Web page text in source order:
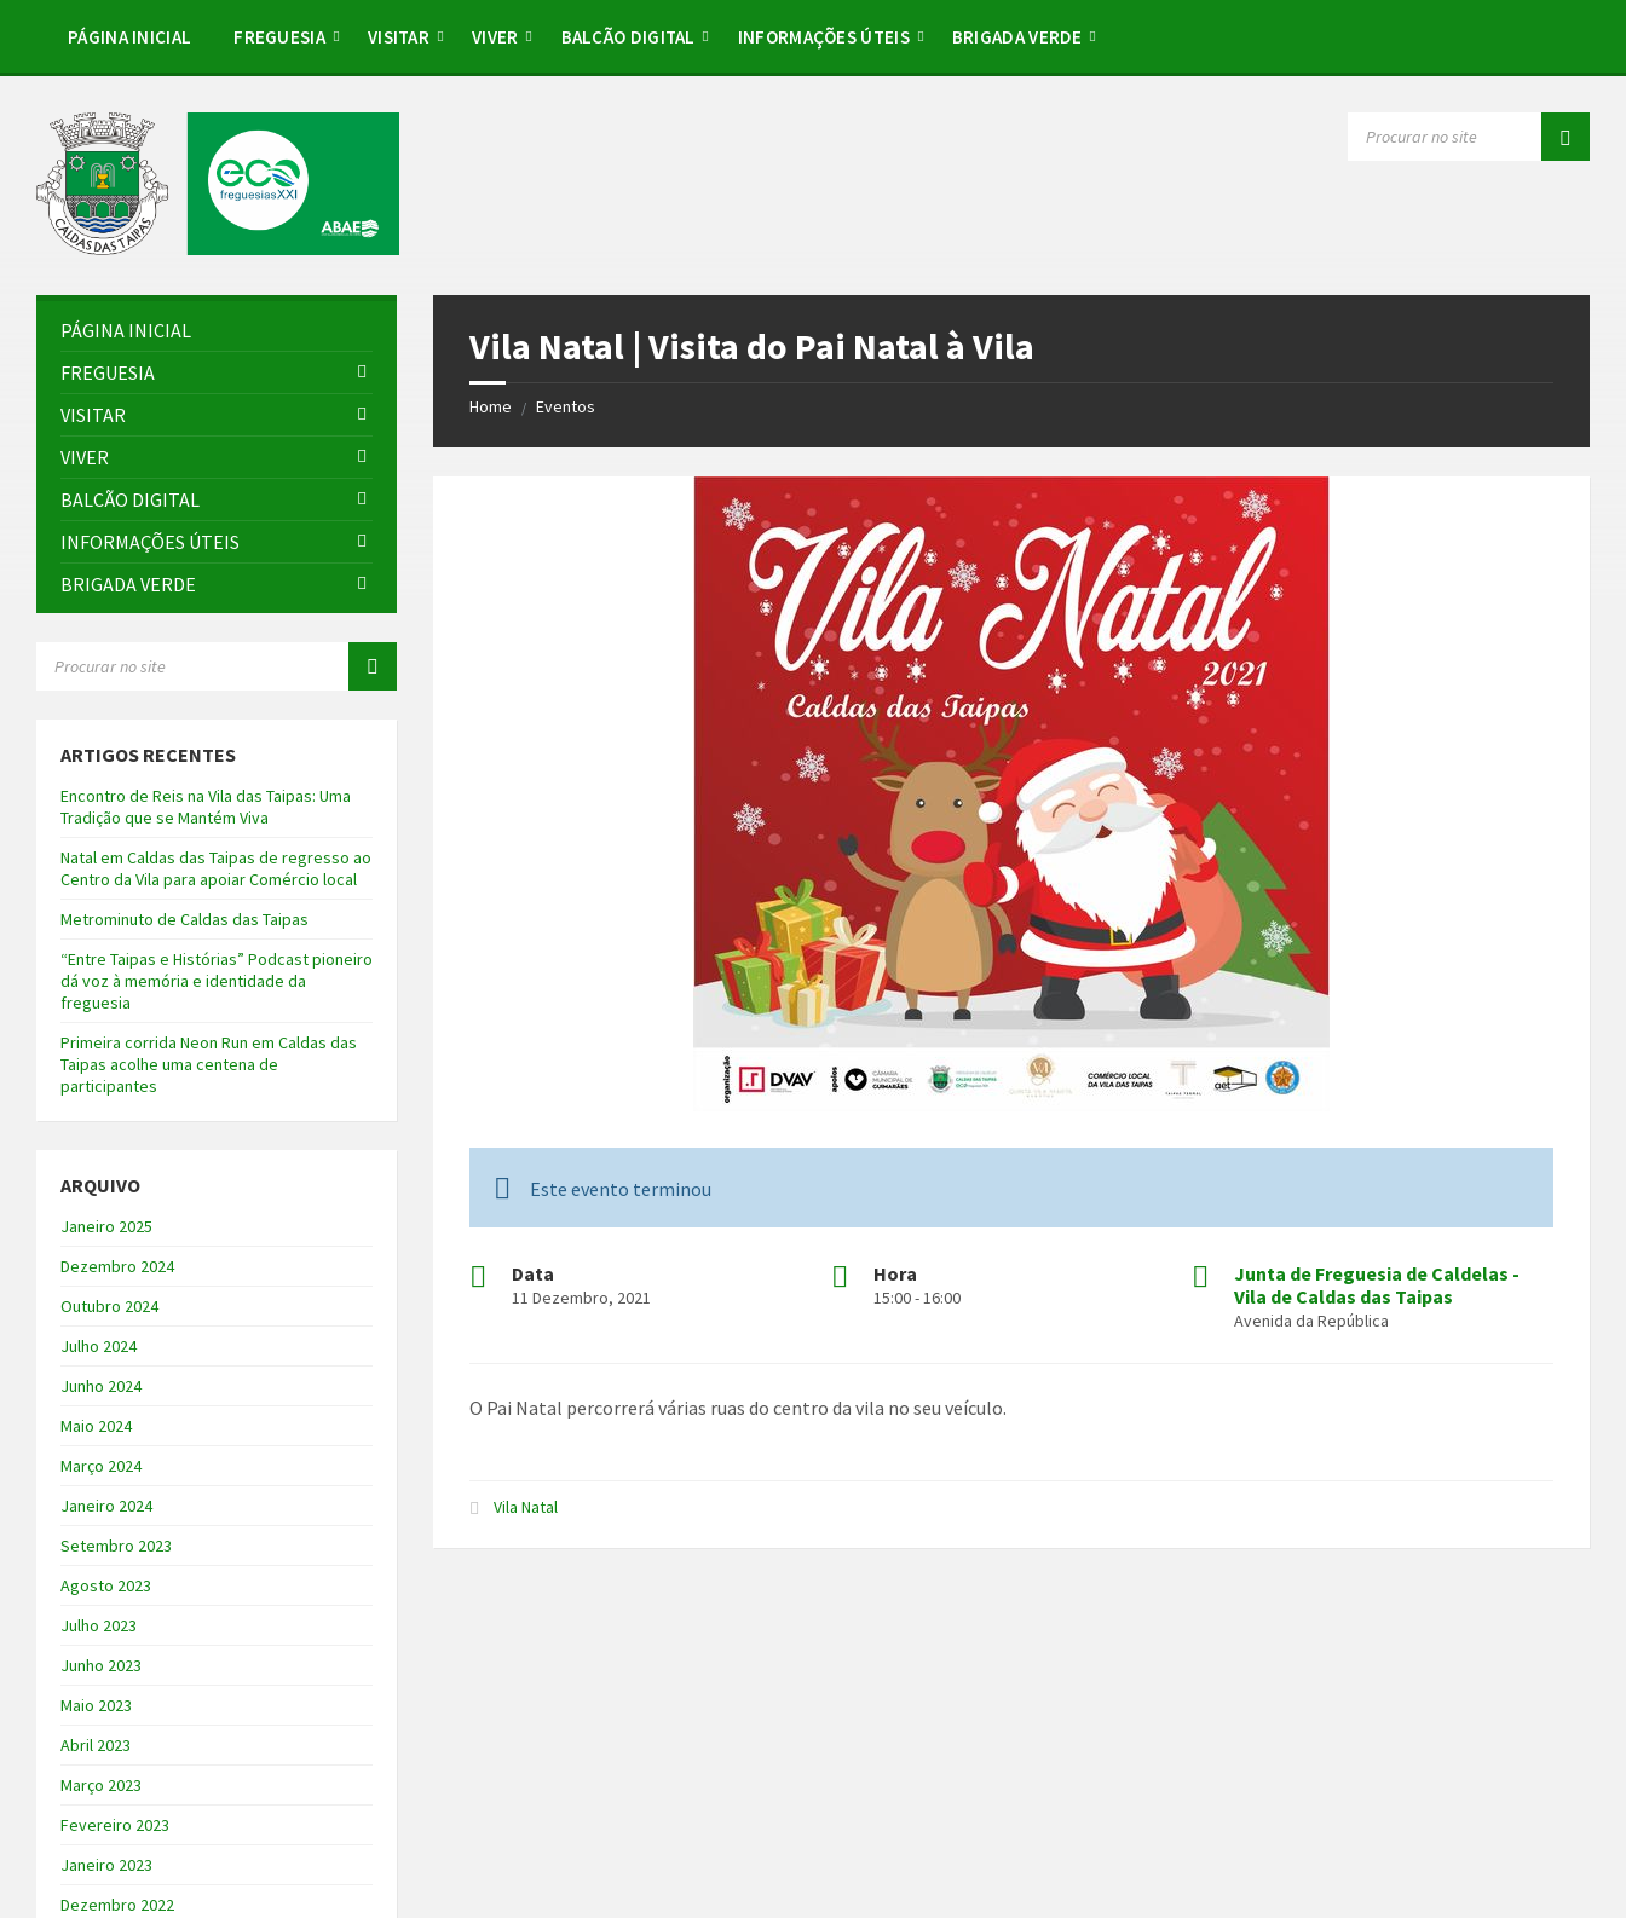
sidebar
PÁGINA INICIAL FREGUESIA VISITAR VIVER BALCÃO DIGITAL INFORMAÇÕES ÚTEIS BRIGADA VERDE
Vila Natal | Visita do Pai Natal à Vila
Home / Eventos
Este evento terminou
Data
11 Dezembro, 2021
Hora
15:00 - 16:00
Junta de Freguesia de Caldelas -
Vila de Caldas das Taipas
Avenida da República
O Pai Natal percorrerá várias ruas do centro da vila no seu veículo.
Vila Natal
PÁGINA INICIAL
FREGUESIA
VISITAR
VIVER
BALCÃO DIGITAL
INFORMAÇÕES ÚTEIS
BRIGADA VERDE
ARTIGOS RECENTES
Encontro de Reis na Vila das Taipas: Uma
Tradição que se Mantém Viva
Natal em Caldas das Taipas de regresso ao
Centro da Vila para apoiar Comércio local
Metrominuto de Caldas das Taipas
“Entre Taipas e Histórias” Podcast pioneiro
dá voz à memória e identidade da
freguesia
Primeira corrida Neon Run em Caldas das
Taipas acolhe uma centena de
participantes
ARQUIVO
Janeiro 2025
Dezembro 2024
Outubro 2024
Julho 2024
Junho 2024
Maio 2024
Março 2024
Janeiro 2024
Setembro 2023
Agosto 2023
Julho 2023
Junho 2023
Maio 2023
Abril 2023
Março 2023
Fevereiro 2023
Janeiro 2023
Dezembro 2022